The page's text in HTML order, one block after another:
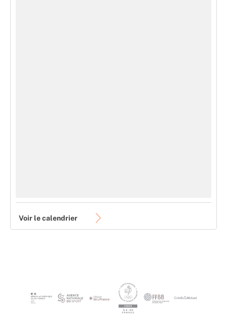
Voir le calendrier